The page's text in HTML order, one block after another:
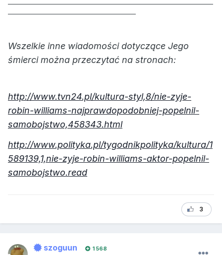
Wszelkie inne wiadomości dotyczące Jego
śmierci można przeczytać na stronach:
http://www.tvn24.pl/kultura-styl,8/nie-zyje-
robin-williams-najprawdopodobniej-popelnil-
samobojstwo,458343.html
http://www.polityka.pl/tygodnikpolityka/kultura/1
589139,1,nie-zyje-robin-williams-aktor-popelnil-
samobojstwo.read
3
szoguun 1 568